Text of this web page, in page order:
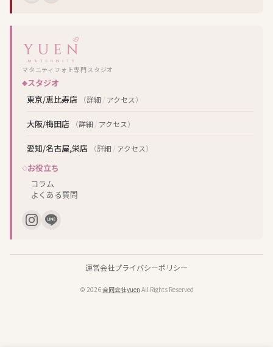
マタニティフォト専門スタジオ
スタジオ
東京/恵比寿店
（詳細 / アクセス）
大阪/梅田店 （詳細 / アクセス）
愛知/名古屋,栄店 （詳細 / アクセス）
お役立ち
コラム
よくある質問
運営会社プライバシーポリシー
© 2026合同会社yuen All Rights Reserved